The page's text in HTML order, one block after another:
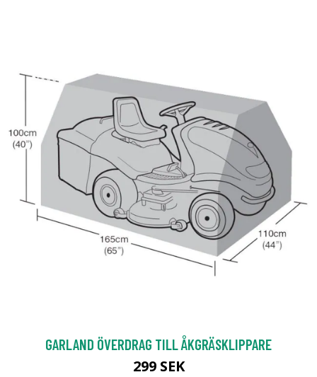
GARLAND ÖVERDRAG TILL ÅKGRÄSKLIPPARE
299 SEK